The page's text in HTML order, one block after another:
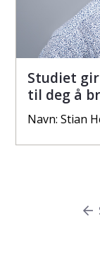
Studiet
til deg å
Navn: Stian